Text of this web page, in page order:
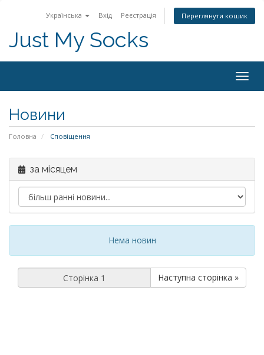
Українська Вхід Реєстрація Переглянути кошик
Just My Socks
Новини
Головна Сповіщення
за місяцем
Нема новин
Наступна сторінка »